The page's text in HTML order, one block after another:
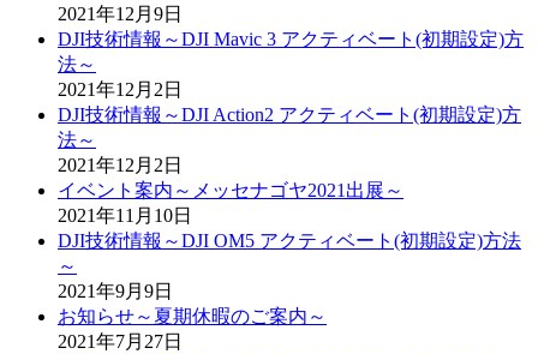
2021年12月9日
DJI技術情報～DJI Mavic 3 アクティベート(初期設定)方
法～
2021年12月2日
DJI技術情報～DJI Action2 アクティベート(初期設定)方
法～
2021年12月2日
イベント案内～メッセナゴヤ2021出展～
2021年11月10日
DJI技術情報～DJI OM5 アクティベート(初期設定)方法
～
2021年9月9日
お知らせ～夏期休暇のご案内～
2021年7月27日